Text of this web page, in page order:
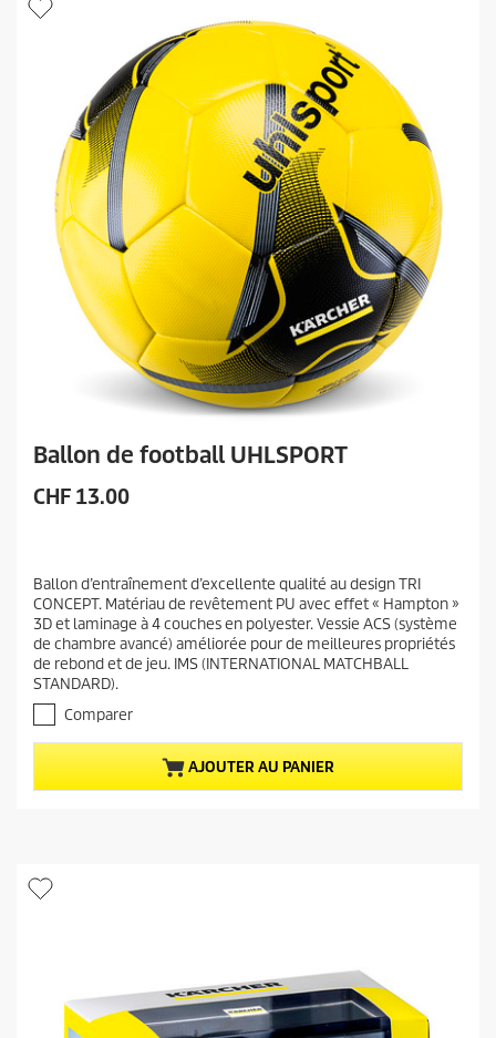
Ballon de football UHLSPORT
P
a
c
t
u
e
d
u
p
u
CHF 13.00
Ballon d’entraînement d’excellente qualité au design TRI
CONCEPT. Matériau de revêtement PU avec effet « Hampton »
3D et laminage à 4 couches en polyester. Vessie ACS (système
de chambre avancé) améliorée pour de meilleures propriétés
de rebond et de jeu. IMS (INTERNATIONAL MATCHBALL
STANDARD).
Comparer
AJOUTER AU PANIER